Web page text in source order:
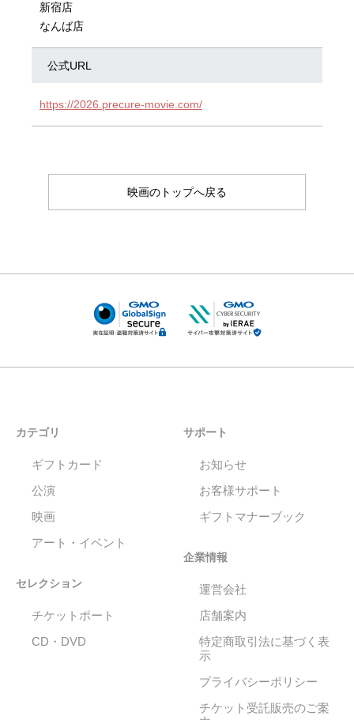
新宿店
なんば店
公式URL
https://2026.precure-movie.com/
映画のトップへ戻る
カテゴリ
ギフトカード
公演
映画
アート・イベント
セレクション
チケットポート
CD・DVD
サポート
お知らせ
お客様サポート
ギフトマナーブック
企業情報
運営会社
店舗案内
特定商取引法に基づく表
示
プライバシーポリシー
チケット受託販売のご案